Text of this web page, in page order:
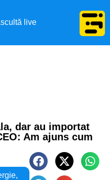
live
dar au importat
Am ajuns cum
,